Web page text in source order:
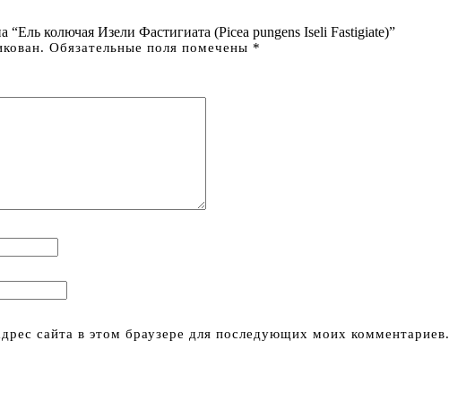
“Ель колючая Изели Фастигиата (Picea pungens Iseli Fastigiate)”
Обязательные поля помечены *
сайта в этом браузере для последующих моих комментариев.